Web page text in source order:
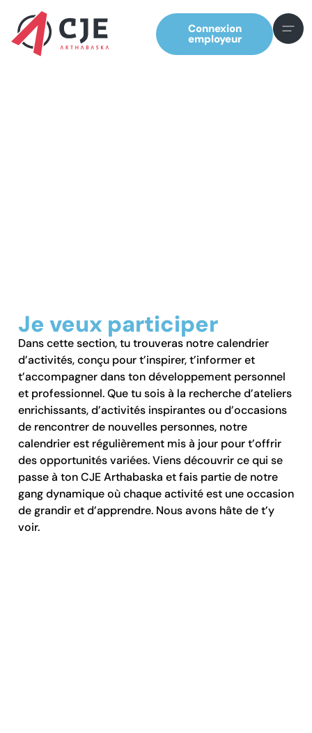
Connexion
employeur
Je veux participer
Dans cette section, tu trouveras notre calendrier
d’activités, conçu pour t’inspirer, t’informer et
t’accompagner dans ton développement personnel
et professionnel. Que tu sois à la recherche d’ateliers
enrichissants, d’activités inspirantes ou d’occasions
de rencontrer de nouvelles personnes, notre
calendrier est régulièrement mis à jour pour t’offrir
des opportunités variées. Viens découvrir ce qui se
passe à ton CJE Arthabaska et fais partie de notre
gang dynamique où chaque activité est une occasion
de grandir et d’apprendre. Nous avons hâte de t’y
voir.